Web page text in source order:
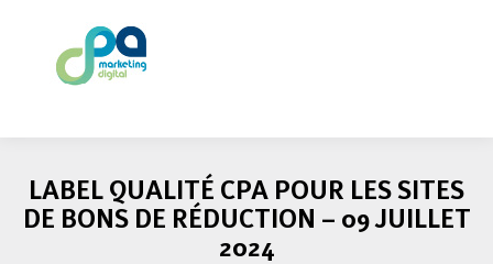
LABEL QUALITÉ CPA POUR LES SITES
DE BONS DE RÉDUCTION – 09 JUILLET
2024